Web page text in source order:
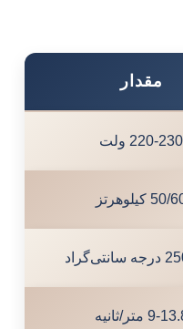
مقدار
220-230 ولت
60 کیلوهرتز
متر/ثانیه